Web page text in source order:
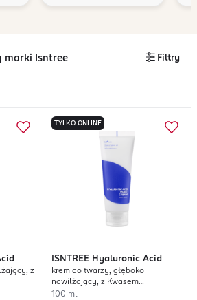
marki Isntree Filtry
z
TYLKO ONLINE
ISNTREE Hyaluronic Acid
krem do twarzy, głęboko
nawilżający, z Kwasem
hialuronowym
100 ml